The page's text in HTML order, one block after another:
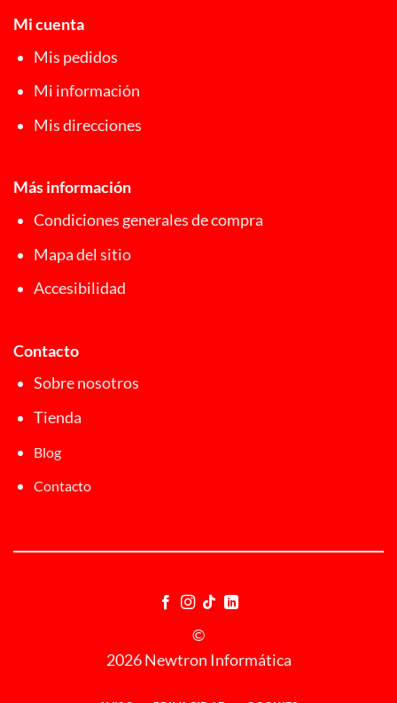
Mi cuenta
Mis pedidos
Mi información
Mis direcciones
Más información
Condiciones generales de compra
Mapa del sitio
Accesibilidad
Contacto
Sobre nosotros
Tienda
Blog
Contacto
©
2026 Newtron Informática